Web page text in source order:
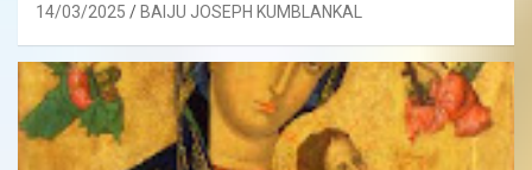
14/03/2025 BAIJU JOSEPH KUMBLANKAL